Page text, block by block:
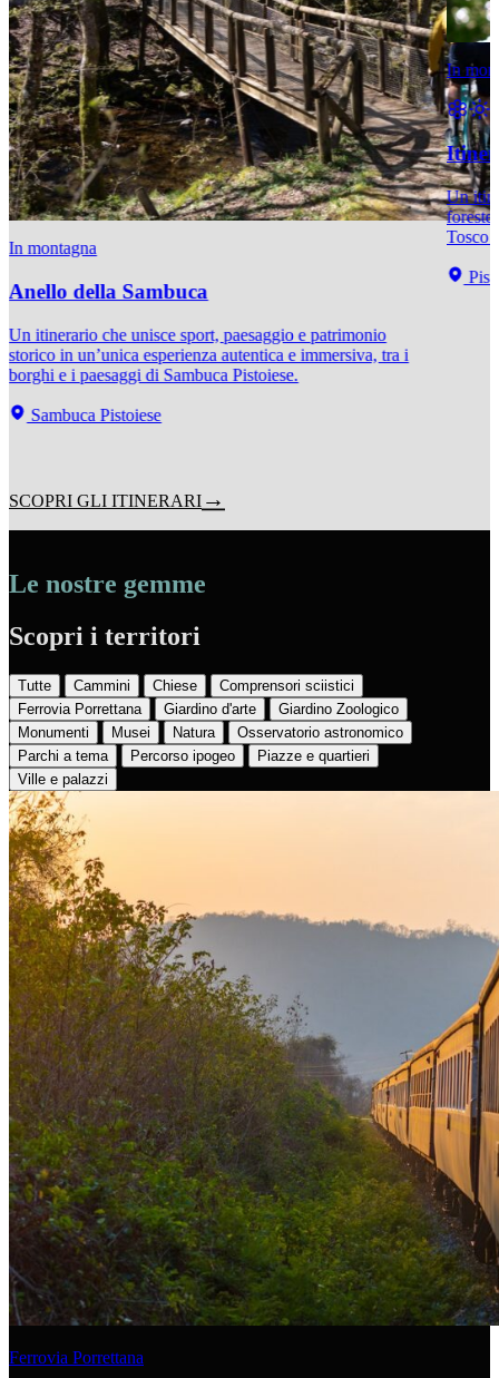
In montagna
Anello della Sambuca
Un itinerario che unisce sport, paesaggio e patrimonio
storico in un’unica esperienza autentica e immersiva, tra i
borghi e i paesaggi di Sambuca Pistoiese.
Sambuca Pistoiese
In
Un
foreste
Tosco
SCOPRI GLI ITINERARI
Le nostre gemme
Scopri i territori
Tutte Cammini Chiese
Comprensori sciistici
Ferrovia Porrettana
Giardino d'arte
Giardino Zoologico
Monumenti
Musei Natura
Osservatorio astronomico
Parchi a tema
Percorso ipogeo
Piazze e quartieri
Ville e palazzi
Ferrovia Porrettana